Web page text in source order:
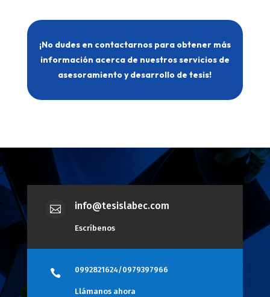
¡No dudes en contactarnos para obtener más
información acerca de nuestros servicios de
asesoramiento y desarrollo de tesis!
 info@tesislabec.com
Escríbenos
 0992821624/0979397966
Llámanos ahora